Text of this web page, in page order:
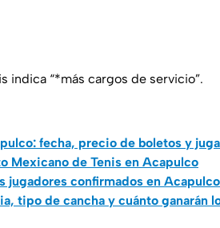
indica “*más cargos de servicio”.
fecha, precio de boletos y
Mexicano de Tenis en Acapulco
jugadores confirmados en
tipo de cancha y cuánto ganarán